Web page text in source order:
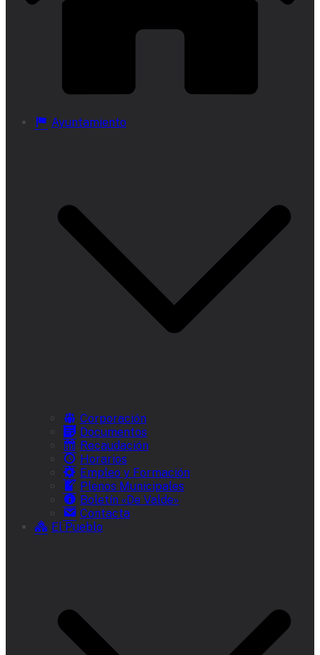
Ayuntamiento
Corporación
Documentos
Recaudación
Horarios
Empleo y Formación
Plenos Municipales
Boletín «De Valde»
Contacta
El Pueblo